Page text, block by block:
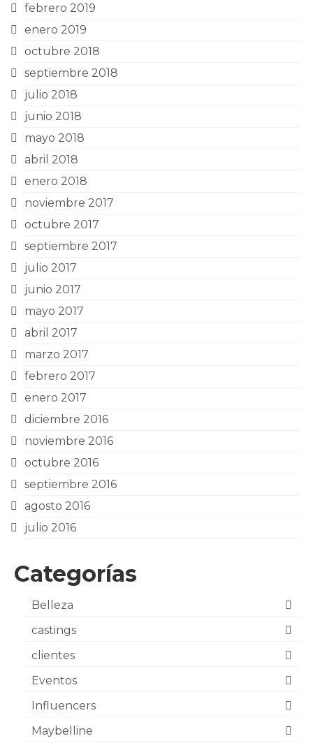
febrero 2019
enero 2019
octubre 2018
septiembre 2018
julio 2018
junio 2018
mayo 2018
abril 2018
enero 2018
noviembre 2017
octubre 2017
septiembre 2017
julio 2017
junio 2017
mayo 2017
abril 2017
marzo 2017
febrero 2017
enero 2017
diciembre 2016
noviembre 2016
octubre 2016
septiembre 2016
agosto 2016
julio 2016
Categorías
Belleza
castings
clientes
Eventos
Influencers
Maybelline